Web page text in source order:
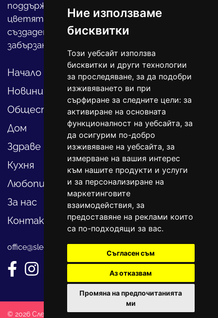
Ние използваме
бисквитки
Този уебсайт използва
бисквитки и други технологии
за проследяване, за да подобри
изживяването ви при
сърфиране за следните цели: за
активиране на основната
функционалност на уебсайта, за
да осигурим по-добро
изживяване на уебсайта, за
измерване на вашия интерес
към нашите продукти и услуги
и за персонализиране на
маркетинговите
взаимодействия, за
предоставяне на реклами които
са по-подходящи за вас.
Съгласен съм
Аз отказвам
Промяна на предпочитанията
ми
поддържането на дома и градината,
цветята, интериора и, въобще, как да
създадете своя уютен оазис в този така
забързан свят.
Начало
Новини
Общество
Дом
Здраве
Кухня
Любопитно
За нас
Контакти
office@sledvayme.net
© 2026 Следвай ме. Всички права запазени!